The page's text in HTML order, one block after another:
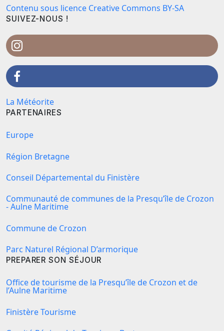
Contenu sous licence Creative Commons BY-SA
SUIVEZ-NOUS !
La Météorite
PARTENAIRES
Europe
Région Bretagne
Conseil Départemental du Finistère
Communauté de communes de la Presqu’île de Crozon
- Aulne Maritime
Commune de Crozon
Parc Naturel Régional D’armorique
PREPARER SON SÉJOUR
Office de tourisme de la Presqu’île de Crozon et de
l’Aulne Maritime
Finistère Tourisme